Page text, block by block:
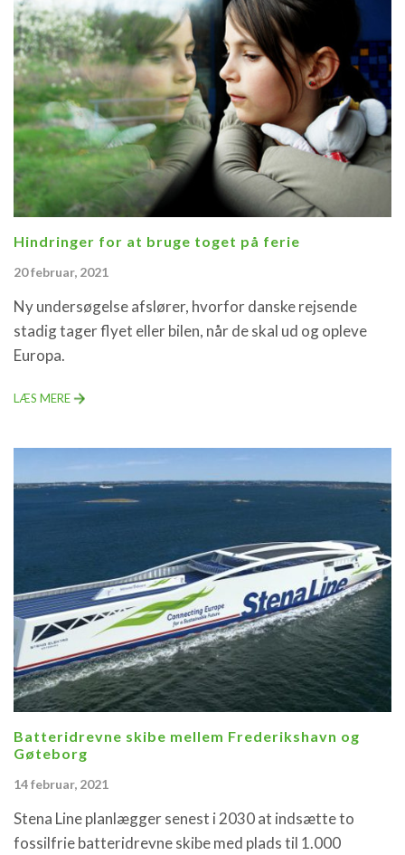
Hindringer for at bruge toget på ferie
20 februar, 2021
Ny undersøgelse afslører, hvorfor danske rejsende
stadig tager flyet eller bilen, når de skal ud og opleve
Europa.
LÆS MERE
Batteridrevne skibe mellem Frederikshavn og
Gøteborg
14 februar, 2021
Stena Line planlægger senest i 2030 at indsætte to
fossilfrie batteridrevne skibe med plads til 1.000